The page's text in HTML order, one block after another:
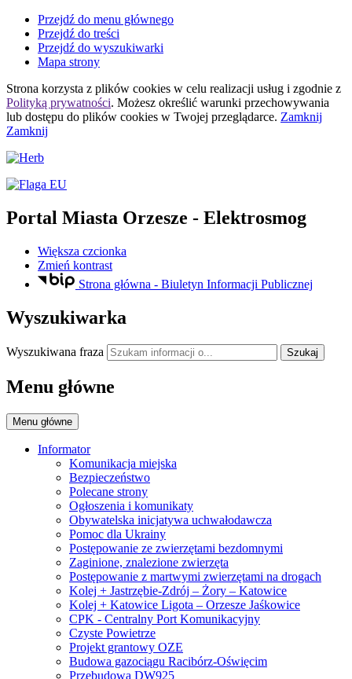
Przejdź do menu głównego
Przejdź do treści
Przejdź do wyszukiwarki
Mapa strony
Strona korzysta z plików cookies w celu realizacji usług i zgodnie z
Polityką prywatności. Możesz określić warunki przechowywania
lub dostępu do plików cookies w Twojej przeglądarce. Zamknij
Zamknij
Portal Miasta Orzesze - Elektrosmog
Większa czcionka
Zmień kontrast
Strona główna - Biuletyn Informacji Publicznej
Wyszukiwarka
Wyszukiwana fraza Szukaj
Menu główne
Menu główne
Informator
Komunikacja miejska
Bezpieczeństwo
Polecane strony
Ogłoszenia i komunikaty
Obywatelska inicjatywa uchwałodawcza
Pomoc dla Ukrainy
Postępowanie ze zwierzętami bezdomnymi
Zaginione, znalezione zwierzęta
Postępowanie z martwymi zwierzętami na drogach
Kolej + Jastrzębie-Zdrój – Żory – Katowice
Kolej + Katowice Ligota – Orzesze Jaśkowice
CPK - Centralny Port Komunikacyjny
Czyste Powietrze
Projekt grantowy OZE
Budowa gazociągu Racibórz-Oświęcim
Przebudowa DW925